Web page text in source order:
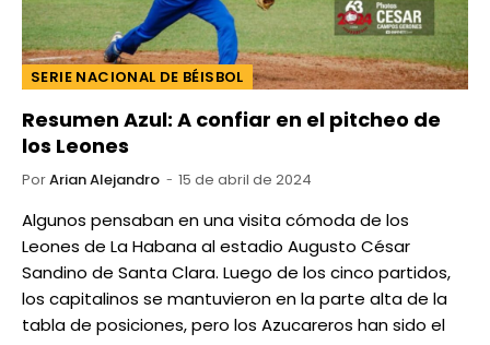
SERIE NACIONAL DE BÉISBOL
Resumen Azul: A confiar en el pitcheo de
los Leones
PorArian Alejandro 15 de abril de 2024
Algunos pensaban en una visita cómoda de los
Leones de La Habana al estadio Augusto César
Sandino de Santa Clara. Luego de los cinco partidos,
los capitalinos se mantuvieron en la parte alta de la
tabla de posiciones, pero los Azucareros han sido el